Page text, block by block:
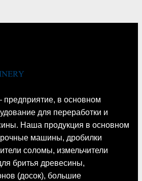
в основном
для переработки и
Наша продукция в основном
машины, дробилки
соломы, измельчители
бритья древесины,
(досок), большие